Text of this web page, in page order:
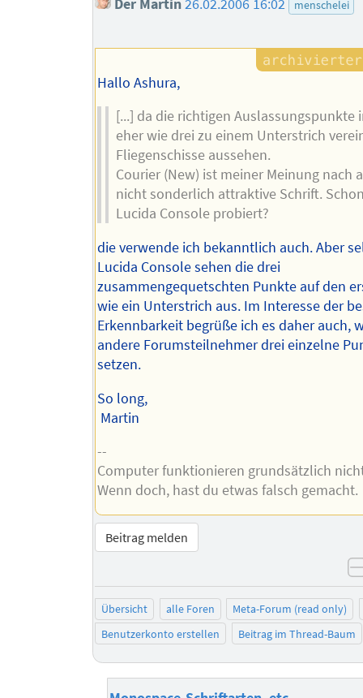
Der Martin26.02.2006 16:02 menschelei
Hallo Ashura,
[...] da die richtigen Auslassungspunkte
eher wie drei zu einem Unterstrich
Fliegenschisse aussehen.
Courier (New) ist meiner Meinung nach
nicht sonderlich attraktive Schrift.
Lucida Console probiert?
die verwende ich bekanntlich auch. Aber
Lucida Console sehen die drei
zusammengequetschten Punkte auf den
wie ein Unterstrich aus. Im Interesse der
Erkennbarkeit begrüße ich es daher auch,
andere Forumsteilnehmer drei einzelne
setzen.
So long,
Martin
--
Computer funktionieren grundsätzlich
Wenn doch, hast du etwas falsch gemacht.
Beitrag melden
Übersicht alle Foren
Meta-Forum (read only)
Benutzerkonto erstellen
Beitrag im Thread-Baum